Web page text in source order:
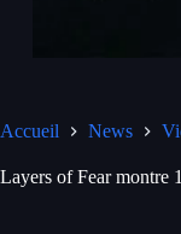
Accueil News
Layers of Fear montre